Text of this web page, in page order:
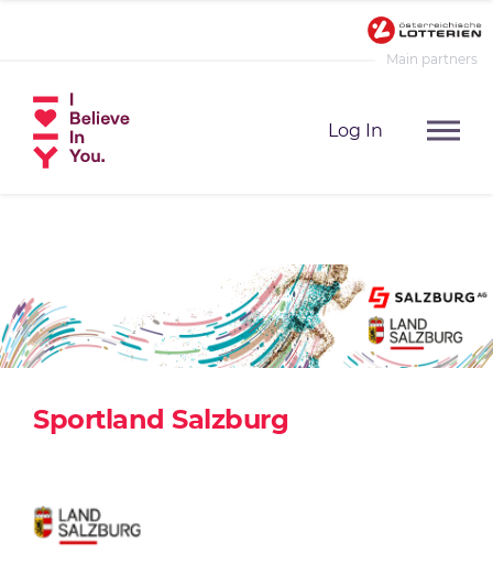
Main partners
Log In
Sportland Salzburg